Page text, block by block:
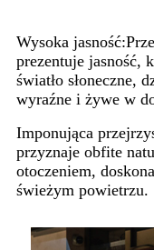
Wysoka jasność:
prezentuje jasność,
światło słoneczne,
wyraźne i żywe w
Imponująca
przyznaje obfite
otoczeniem,
świeżym powietrzu.